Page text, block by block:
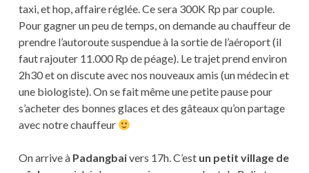
taxi, et hop, affaire réglée. Ce sera 300K Rp par couple.
Pour gagner un peu de temps, on demande au chauffeur de
prendre l’autoroute suspendue à la sortie de l’aéroport (il
faut rajouter 11.000 Rp de péage). Le trajet prend environ
2h30 et on discute avec nos nouveaux amis (un médecin et
une biologiste). On se fait même une petite pause pour
s’acheter des bonnes glaces et des gâteaux qu’on partage
avec notre chauffeur
On arrive à Padangbaivers 17h. C’est un petit village de